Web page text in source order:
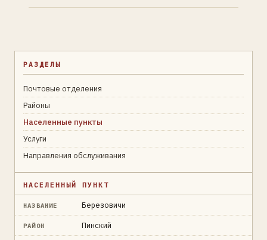
РАЗДЕЛЫ
Почтовые отделения
Районы
Населенные пункты
Услуги
Направления обслуживания
НАСЕЛЕННЫЙ ПУНКТ
НАЗВАНИЕ Березовичи
РАЙОН Пинский